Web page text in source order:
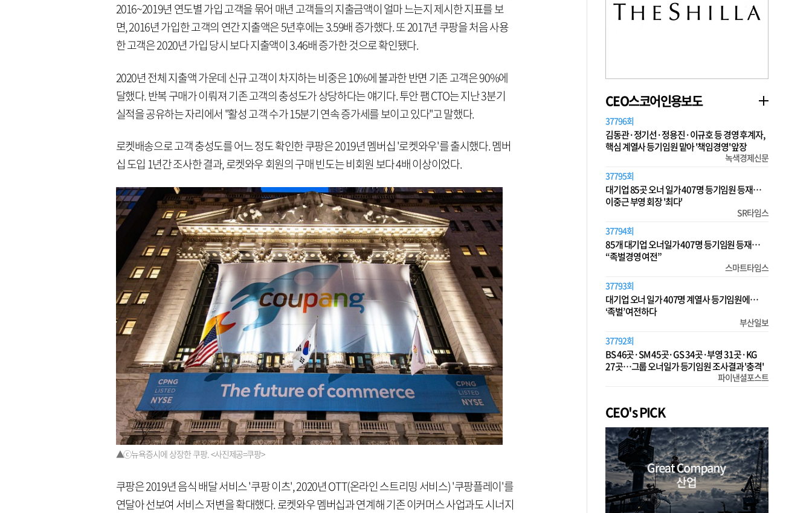
2016~2019년 연도별 가입 고객을 묶어 매년 고객들의 지출금액이 얼마 느는지 제시한 지표를 보
면, 2016년 가입한 고객의 연간 지출액은 5년후에는 3.59배 증가했다. 또 2017년 쿠팡을 처음 사용
한 고객은 2020년 가입 당시 보다 지출액이 3.46배 증가한 것으로 확인됐다.
2020년 전체 지출액 가운데 신규 고객이 차지하는 비중은 10%에 불과한 반면 기존 고객은 90%에
달했다. 반복 구매가 이뤄져 기존 고객의 충성도가 상당하다는 얘기다. 투안 팸 CTO는 지난 3분기
실적을 공유하는 자리에서 "활성 고객 수가 15분기 연속 증가세를 보이고 있다"고 말했다.
로켓배송으로 고객 충성도를 어느 정도 확인한 쿠팡은 2019년 멤버십 '로켓와우'를 출시했다. 멤버
십 도입 1년간 조사한 결과, 로켓와우 회원의 구매 빈도는 비회원 보다 4배 이상이었다.
▲ⓒ뉴욕증시에 상장한 쿠팡. <사진제공=쿠팡>
쿠팡은 2019년 음식 배달 서비스 '쿠팡 이츠', 2020년 OTT(온라인 스트리밍 서비스) '쿠팡플레이'를
연달아 선보여 서비스 저변을 확대했다. 로켓와우 멤버십과 연계해 기존 이커머스 사업과도 시너지
CEO스코어인용보도
37796회
김동관·정기선·정용진·이규호 등 경영 후계자,
핵심 계열사 등기임원 맡아 '책임경영' 앞장
녹색경제신문
37795회
대기업 85곳 오너 일가 407명 등기임원 등재…
이중근 부영 회장 '최다'
SR타임스
37794회
85개 대기업 오너일가 407명 등기임원 등재…
“족벌경영 여전”
스마트타임스
37793회
대기업 오너 일가 407명 계열사 등기임원에…
‘족벌’ 여전하다
부산일보
37792회
BS 46곳·SM 45곳·GS 34곳·부영 31곳·KG
27곳…그룹 오너일가 등기임원 조사결과 '충격'
파이낸셜포스트
CEO's PICK